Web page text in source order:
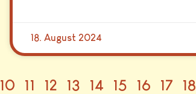
18. August 2024
10 11 12 13 14 15 16 17 18